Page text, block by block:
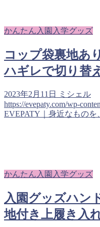
かんたん入園入学グッズ
コップ袋裏地あ
ハギレで切り替
2023年2月11日
ミシェル
https://evepaty.com/wp-
EVEPATY｜身近なもの
かんたん入園入学グッズ
入園グッズハン
地付き上履き入